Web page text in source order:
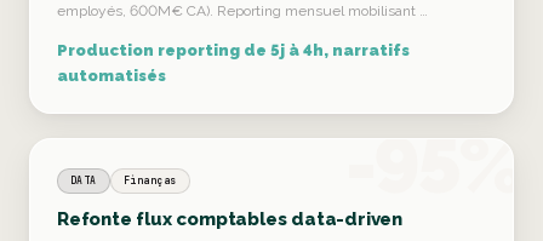
employés, 600M€ CA). Reporting mensuel mobilisant …
Production reporting de 5j à 4h, narratifs
automatisés
-95%
DATA Finanças
Refonte flux comptables data-driven